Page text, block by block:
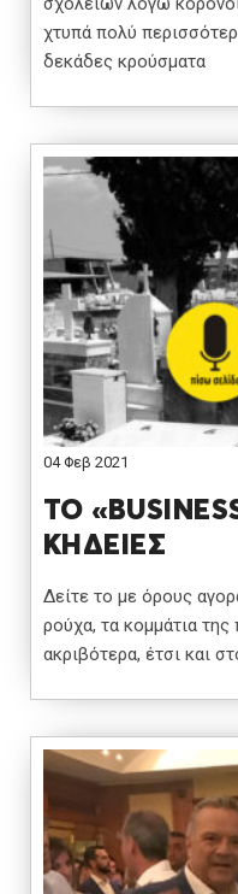
χτυπά πολύ
δεκάδες κρούσματα
04 Φεβ 2021
ΤΟ
ΚΗΔΕΙΕΣ
Δείτε το με όρους
ρούχα, τα κομμάτια
ακριβότερα, έτσι και